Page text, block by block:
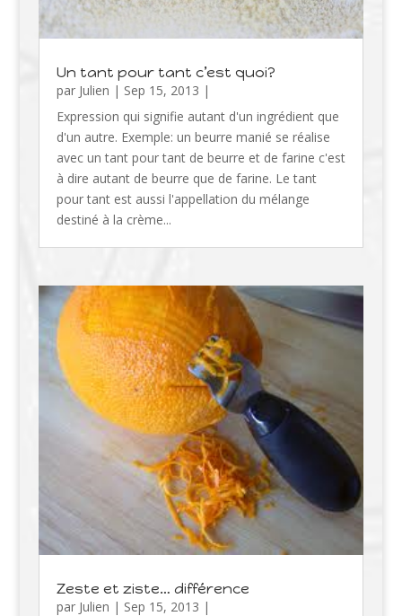
Un tant pour tant c’est quoi?
par Julien | Sep 15, 2013 |
Expression qui signifie autant d'un ingrédient que
d'un autre. Exemple: un beurre manié se réalise
avec un tant pour tant de beurre et de farine c'est
à dire autant de beurre que de farine. Le tant
pour tant est aussi l'appellation du mélange
destiné à la crème...
Zeste et ziste… différence
par Julien | Sep 15, 2013 |